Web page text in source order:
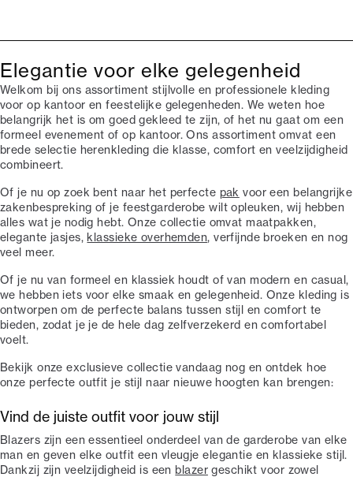
Elegantie voor elke gelegenheid
Welkom bij ons assortiment stijlvolle en professionele kleding
voor op kantoor en feestelijke gelegenheden. We weten hoe
belangrijk het is om goed gekleed te zijn, of het nu gaat om een
formeel evenement of op kantoor. Ons assortiment omvat een
brede selectie herenkleding die klasse, comfort en veelzijdigheid
combineert.
Of je nu op zoek bent naar het perfecte pak voor een belangrijke
zakenbespreking of je feestgarderobe wilt opleuken, wij hebben
alles wat je nodig hebt. Onze collectie omvat maatpakken,
elegante jasjes, klassieke overhemden, verfijnde broeken en nog
veel meer.
Of je nu van formeel en klassiek houdt of van modern en casual,
we hebben iets voor elke smaak en gelegenheid. Onze kleding is
ontworpen om de perfecte balans tussen stijl en comfort te
bieden, zodat je je de hele dag zelfverzekerd en comfortabel
voelt.
Bekijk onze exclusieve collectie vandaag nog en ontdek hoe
onze perfecte outfit je stijl naar nieuwe hoogten kan brengen:
Vind de juiste outfit voor jouw stijl
Blazers zijn een essentieel onderdeel van de garderobe van elke
man en geven elke outfit een vleugje elegantie en klassieke stijl.
Dankzij zijn veelzijdigheid is een blazergeschikt voor zowel